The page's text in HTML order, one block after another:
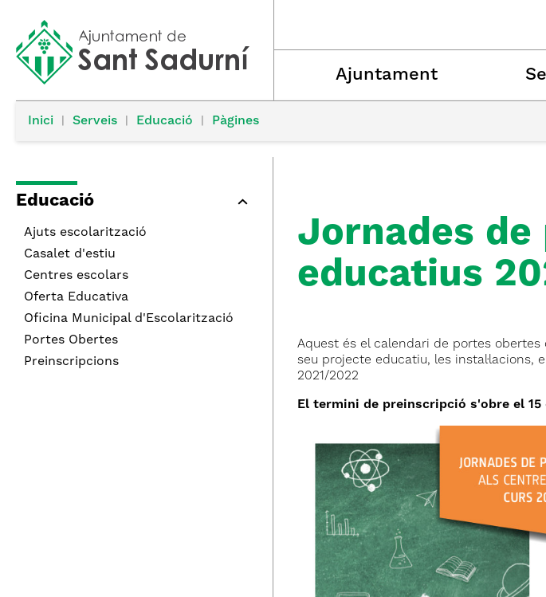
Ajuntament
Inici Serveis Educació Pàgines
Educació
Ajuts escolarització
Casalet d'estiu
Centres escolars
Oferta Educativa
Oficina Municipal d'Escolarització
Portes Obertes
Preinscripcions
Jornades
educatius
Aquest és el calendari de portes
seu projecte educatiu, les
2021/2022
El termini de preinscripció s'obre el